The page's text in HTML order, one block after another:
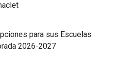
para sus Escuelas
2026-2027